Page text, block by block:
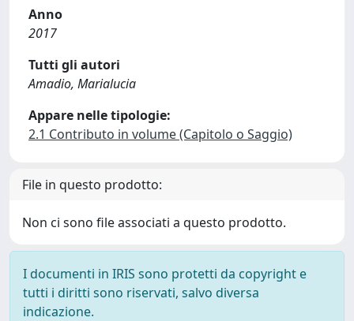
Anno
2017
Tutti gli autori
Amadio, Marialucia
Appare nelle tipologie:
2.1 Contributo in volume (Capitolo o Saggio)
File in questo prodotto:
Non ci sono file associati a questo prodotto.
I documenti in IRIS sono protetti da copyright e
tutti i diritti sono riservati, salvo diversa
indicazione.